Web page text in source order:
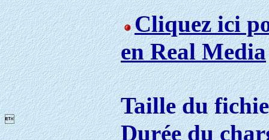
Cliquez ici
en Real Media

Taille du
Durée du